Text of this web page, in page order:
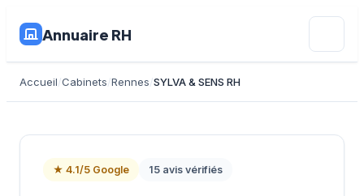
Annuaire RH
Accueil Cabinets Rennes SYLVA & SENS RH
★ 4.1/5 Google 15 avis vérifiés